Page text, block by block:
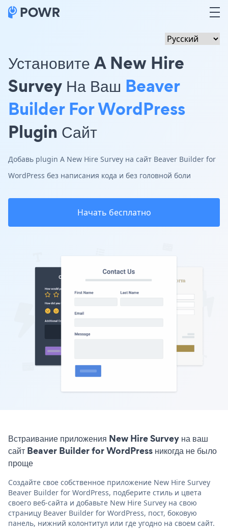
Установите A New Hire
Survey На Ваш Beaver
Builder For WordPress
Plugin Сайт
Добавь plugin A New Hire Survey на сайт Beaver Builder for
WordPress без написания кода и без головной боли
Начать бесплатно
Встраивание приложения New Hire Survey на ваш
сайт Beaver Builder for WordPress никогда не было
проще
Создайте свое собственное приложение New Hire Survey
Beaver Builder for WordPress, подберите стиль и цвета
своего веб-сайта и добавьте New Hire Survey на свою
страницу Beaver Builder for WordPress, пост, боковую
панель, нижний колонтитул или где угодно на своем сайт.